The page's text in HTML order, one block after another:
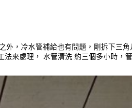
外，冷水管補給也有問題，剛拆下三
來處理， 水管清洗 約三個多小時，